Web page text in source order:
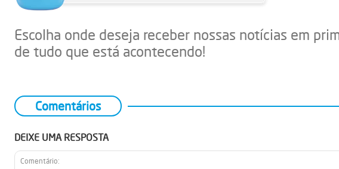
Escolha onde deseja receber nossas notícias em
de tudo que está acontecendo!
Comentários
DEIXE UMA RESPOSTA